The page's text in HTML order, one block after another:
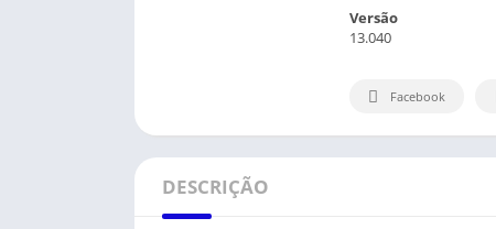
Versão
13.040
Facebook
DESCRIÇÃO